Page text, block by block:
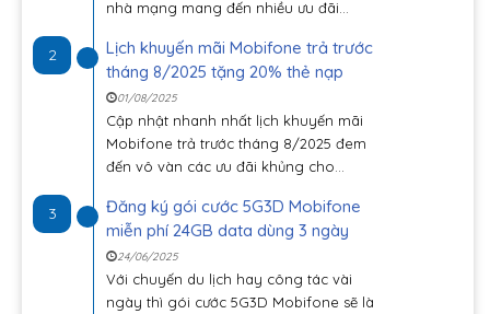
nhà mạng mang đến nhiều ưu đãi...
2
Lịch khuyến mãi Mobifone trả trước
tháng 8/2025 tặng 20% thẻ nạp
01/08/2025
Cập nhật nhanh nhất lịch khuyến mãi
Mobifone trả trước tháng 8/2025 đem
đến vô vàn các ưu đãi khủng cho...
3
Đăng ký gói cước 5G3D Mobifone
miễn phí 24GB data dùng 3 ngày
24/06/2025
Với chuyến du lịch hay công tác vài
ngày thì gói cước 5G3D Mobifone sẽ là